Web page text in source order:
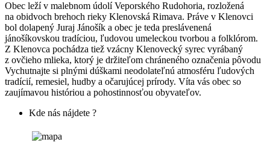
Obec leží v malebnom údolí Veporského Rudohoria, rozložená
na obidvoch brehoch rieky Klenovská Rimava. Práve v Klenovci
bol dolapený Juraj Jánošík a obec je teda preslávenená
jánošíkovskou tradíciou, ľudovou umeleckou tvorbou a folklórom.
Z Klenovca pochádza tiež vzácny Klenovecký syrec vyrábaný
z ovčieho mlieka, ktorý je držiteľom chráneného označenia pôvodu
Vychutnajte si plnými dúškami neodolateľnú atmosféru ľudových
tradícií, remesiel, hudby a očarujúcej prírody. Víta vás obec so
zaujímavou históriou a pohostinnosťou obyvateľov.
Kde nás nájdete ?